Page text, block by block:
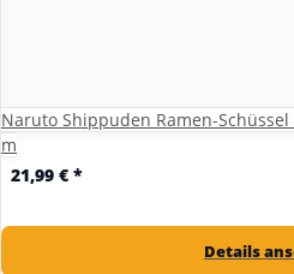
Naruto Shippuden Ramen-
m
21,99 € *
Details